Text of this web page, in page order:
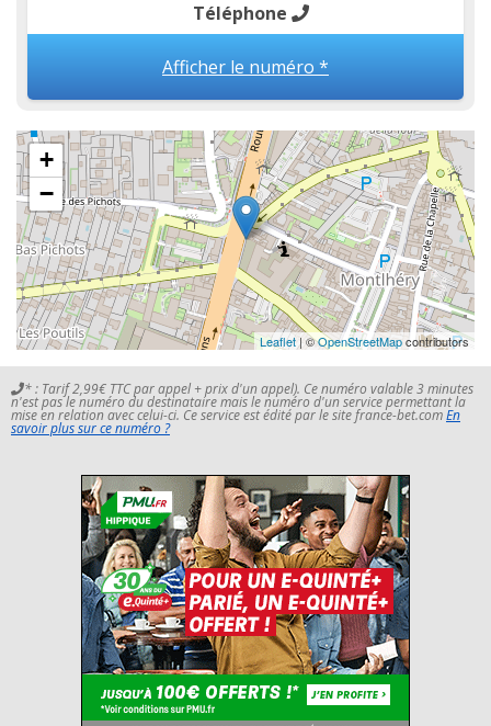
Téléphone
Afficher le numéro *
+
−
Leaflet | ©OpenStreetMapcontributors
* : Tarif 2,99€ TTC par appel + prix d'un appel). Ce numéro valable 3 minutes
n'est pas le numéro du destinataire mais le numéro d'un service permettant la
mise en relation avec celui-ci. Ce service est édité par le site france-bet.comEn
savoir plus sur ce numéro ?